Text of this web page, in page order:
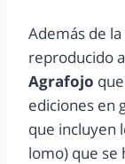
Además de
reproducido
Agrafojo
ediciones en
que incluyen
lomo) que se